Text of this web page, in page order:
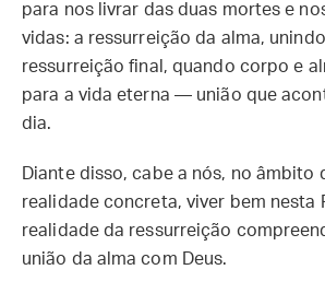
para nos livrar das duas mortes e
vidas: a ressurreição da alma,
ressurreição final, quando corpo e
para a vida eterna — união que
dia.
Diante disso, cabe a nós, no âmbito
realidade concreta, viver bem nesta
realidade da ressurreição
união da alma com Deus.